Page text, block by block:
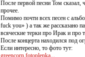
После первой песни Том
прочее.
Помимо почти всех песен с
fuck you» ) а так же рассказано
всяческие терки про Ирак и
После концерта находился под
Если интересно, то фото тут:
greencorn.fotoplenka...